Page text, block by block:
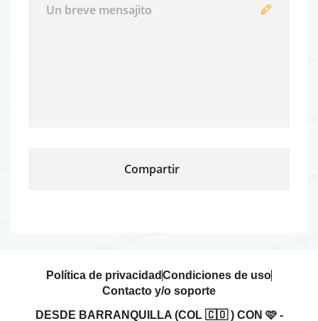
DESDE BARRANQUILLA (COL 🇨🇴 ) CON 🩷 -
Política de privacidad Condiciones de uso
Contacto y/o soporte